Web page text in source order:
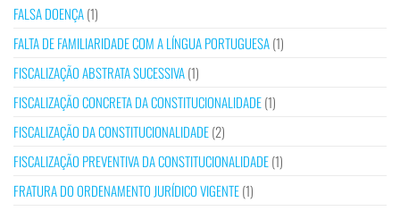
FALSA DOENÇA(1)
FALTA DE FAMILIARIDADE COM A LÍNGUA PORTUGUESA(1)
FISCALIZAÇÃO ABSTRATA SUCESSIVA(1)
FISCALIZAÇÃO CONCRETA DA CONSTITUCIONALIDADE(1)
FISCALIZAÇÃO DA CONSTITUCIONALIDADE(2)
FISCALIZAÇÃO PREVENTIVA DA CONSTITUCIONALIDADE(1)
FRATURA DO ORDENAMENTO JURÍDICO VIGENTE(1)